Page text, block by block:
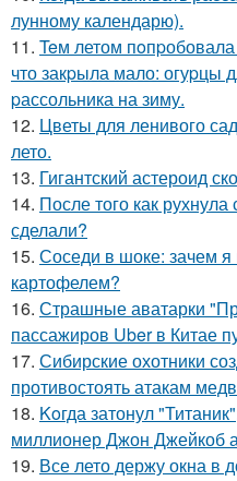
лунному календарю).
11. Teм летом
что закpыла мало: огуpцы
pассольника на зиму.
12. Цветы для ленивого
лето.
13. Гигантский астероид
14. После того как рухнула
сделали?
15. Соседи в шоке: зачем я
картофелем?
16. Страшные аватарки
пассажиров Uber в Китае
17. Сибирские охотники
противостоять атакам
18. Koгда затонул
миллионер Джон Джейкоб
19. Все лето держу окна в